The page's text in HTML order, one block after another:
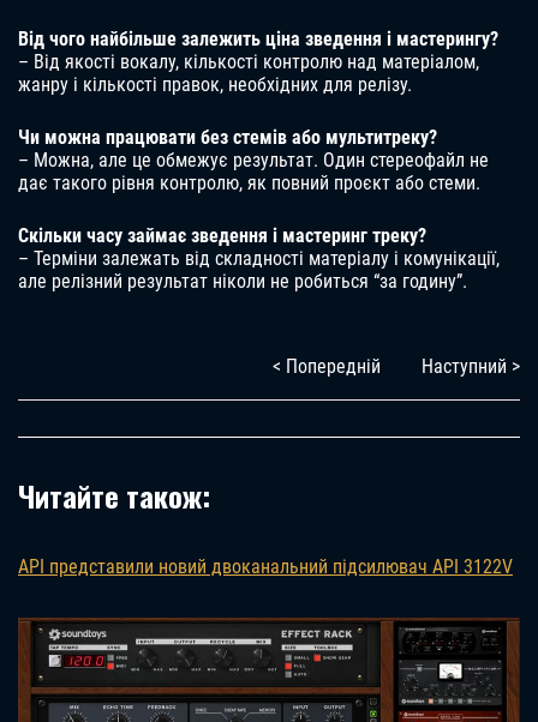
Від чого найбільше залежить ціна зведення і мастерингу?
– Від якості вокалу, кількості контролю над матеріалом,
жанру і кількості правок, необхідних для релізу.
Чи можна працювати без стемів або мультитреку?
– Можна, але це обмежує результат. Один стереофайл не
дає такого рівня контролю, як повний проєкт або стеми.
Скільки часу займає зведення і мастеринг треку?
– Терміни залежать від складності матеріалу і комунікації,
але релізний результат ніколи не робиться “за годину”.
< Попередній Наступний >
Читайте також:
API представили новий двоканальний підсилювач API 3122V